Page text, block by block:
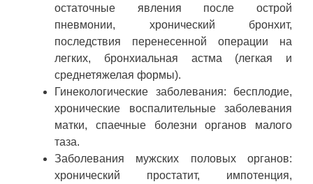
остаточные явления после острой
пневмонии, хронический бронхит,
последствия перенесенной операции на
легких, бронхиальная астма (легкая и
среднетяжелая формы).
Гинекологические заболевания: бесплодие,
хронические воспалительные заболевания
матки, спаечные болезни органов малого
таза.
Заболевания мужских половых органов:
хронический простатит, импотенция,